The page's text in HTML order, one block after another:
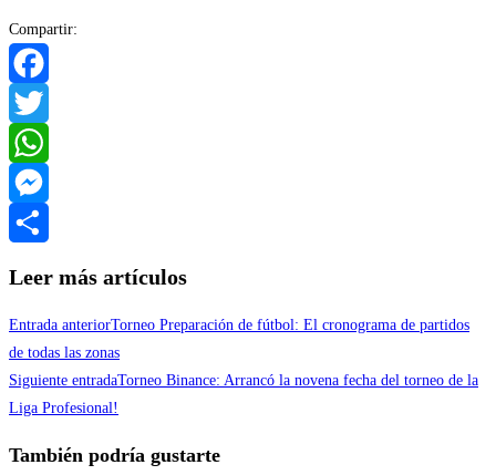
Compartir:
Facebook
Twitter
WhatsApp
Messenger
Leer más artículos
Entrada anteriorTorneo Preparación de fútbol: El cronograma de partidos
de todas las zonas
Siguiente entradaTorneo Binance: Arrancó la novena fecha del torneo de la
Liga Profesional!
También podría gustarte